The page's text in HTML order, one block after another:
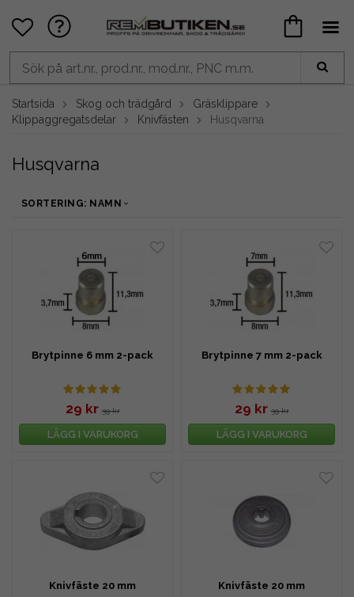
Startsida Skog och trädgård
Gräsklippare
Klippaggregatsdelar
Knivfästen Husqvarna
Husqvarna
SORTERING: NAMN
Brytpinne 6 mm 2-pack
29 kr 39 kr
LÄGG I VARUKORG
Brytpinne 7 mm 2-pack
29 kr 39 kr
LÄGG I VARUKORG
Knivfäste 20 mm Knivfäste 20 mm